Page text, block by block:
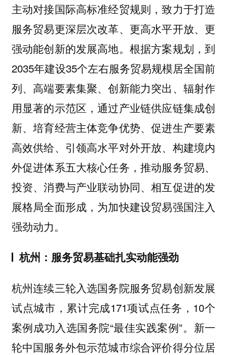
主动对接国际高标准经贸规则，致力于打造
服务贸易更深层次改革、更高水平开放、更
强动能创新的发展高地。根据方案规划，到
2035年建设35个左右服务贸易规模居全国前
列、高端要素集聚、创新能力突出、辐射作
用显著的示范区，通过产业链供应链集成创
新、培育经营主体竞争优势、促进生产要素
高效供给、引领高水平对外开放、构建境内
外促进体系五大核心任务，推动服务贸易、
投资、消费与产业联动协同、相互促进的发
展格局全面形成，为加快建设贸易强国注入
强劲动力。
杭州：服务贸易基础扎实动能强劲
杭州连续三轮入选国务院服务贸易创新发展
试点城市，累计完成171项试点任务，10个
案例成功入选国务院“最佳实践案例”。新一
轮中国服务外包示范城市综合评价得分位居